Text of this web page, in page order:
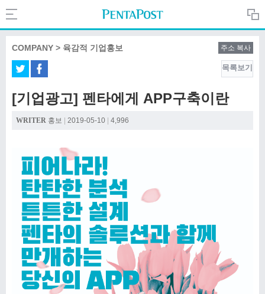
COMPANY
CULTURE
Search
PentaPost.net
COMPANY > 육감적 기업홍보 주소 복사
목록보기
[기업광고] 펜타에게 APP구축이란
WRITER 홍보 2019-05-10 4,996